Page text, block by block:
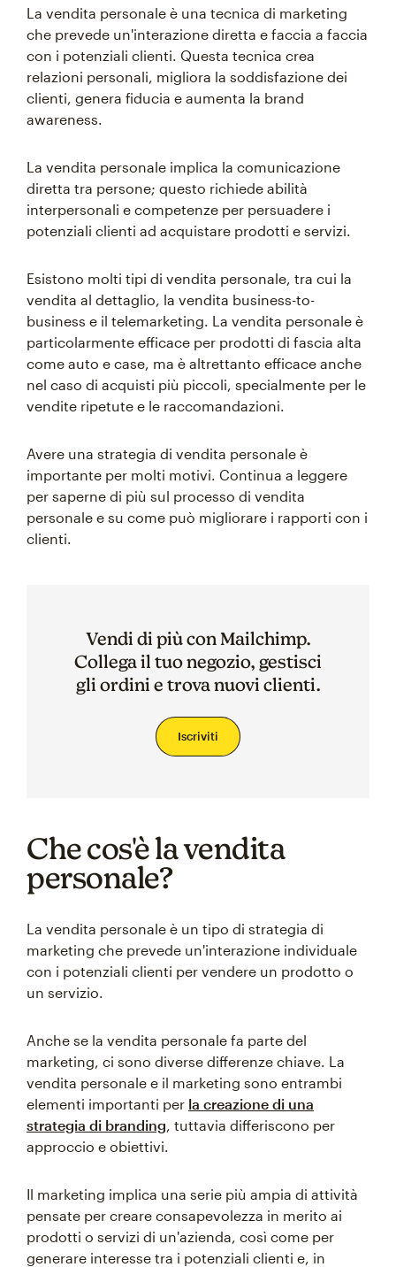
La vendita personale è una tecnica di marketing
che prevede un'interazione diretta e faccia a faccia
con i potenziali clienti. Questa tecnica crea
relazioni personali, migliora la soddisfazione dei
clienti, genera fiducia e aumenta la brand
awareness.
La vendita personale implica la comunicazione
diretta tra persone; questo richiede abilità
interpersonali e competenze per persuadere i
potenziali clienti ad acquistare prodotti e servizi.
Esistono molti tipi di vendita personale, tra cui la
vendita al dettaglio, la vendita business-to-
business e il telemarketing. La vendita personale è
particolarmente efficace per prodotti di fascia alta
come auto e case, ma è altrettanto efficace anche
nel caso di acquisti più piccoli, specialmente per le
vendite ripetute e le raccomandazioni.
Avere una strategia di vendita personale è
importante per molti motivi. Continua a leggere
per saperne di più sul processo di vendita
personale e su come può migliorare i rapporti con i
clienti.
Vendi di più con Mailchimp.
Collega il tuo negozio, gestisci
gli ordini e trova nuovi clienti.
Iscriviti
Che cos'è la vendita
personale?
La vendita personale è un tipo di strategia di
marketing che prevede un'interazione individuale
con i potenziali clienti per vendere un prodotto o
un servizio.
Anche se la vendita personale fa parte del
marketing, ci sono diverse differenze chiave. La
vendita personale e il marketing sono entrambi
elementi importanti per la creazione di una
strategia di branding, tuttavia differiscono per
approccio e obiettivi.
Il marketing implica una serie più ampia di attività
pensate per creare consapevolezza in merito ai
prodotti o servizi di un'azienda, così come per
generare interesse tra i potenziali clienti e, in